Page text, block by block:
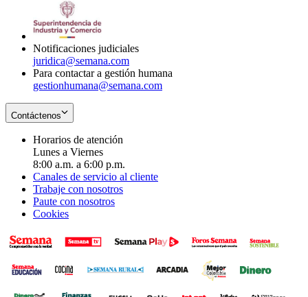
Notificaciones judiciales
juridica@semana.com
Para contactar a gestión humana
gestionhumana@semana.com
Contáctenos
Horarios de atención
Lunes a Viernes
8:00 a.m. a 6:00 p.m.
Canales de servicio al cliente
Trabaje con nosotros
Paute con nosotros
Cookies